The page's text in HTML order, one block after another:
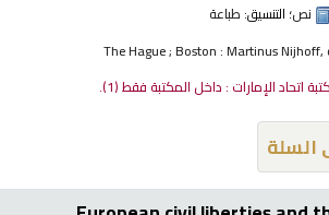
نص؛ التنسيق: طباعة
The Hague ; Boston : Martinus
اتحاد الإمارات : داخل المكتبة فقط(1).